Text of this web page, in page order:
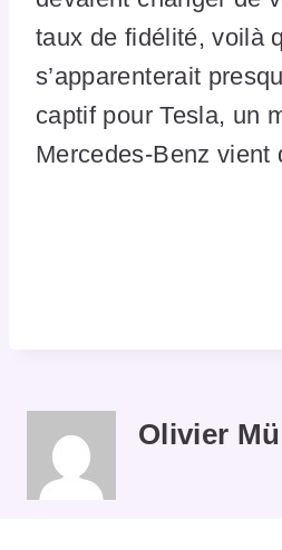
taux de fidélité, voilà
s’apparenterait
captif pour Tesla, un
Mercedes-Benz vient
Olivier